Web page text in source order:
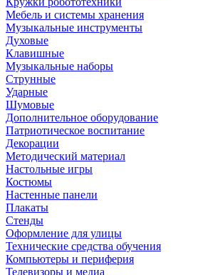
Мебель и системы хранения
Музыкальные инструменты
Духовые
Клавишные
Музыкальные наборы
Струнные
Ударные
Шумовые
Дополнительное оборудование
Патриотическое воспитание
Декорации
Методический материал
Настольные игры
Костюмы
Настенные панели
Плакаты
Стенды
Оформление для улицы
Технические средства обучения
Компьютеры и периферия
Телевизоры и медиа